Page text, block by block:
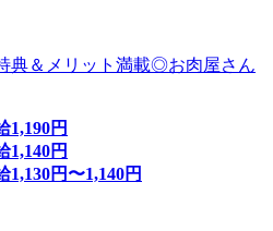
＆メリット満載◎お肉屋さん
1,190円
1,140円
1,130円〜1,140円